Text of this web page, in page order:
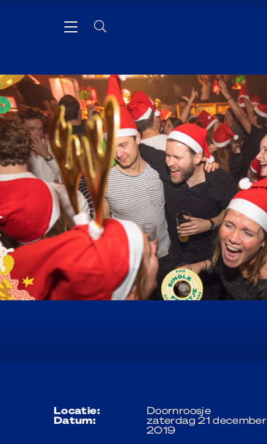
locatie: Doornroosje
datum: zaterdag 21 december
2019